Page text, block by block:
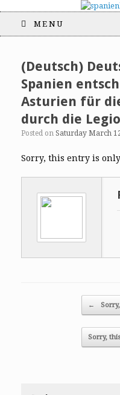
MENU
(Deutsch)
Spanien
Asturien für
durch die
Posted on Saturday March
Sorry, this entry is
←
Sorry,